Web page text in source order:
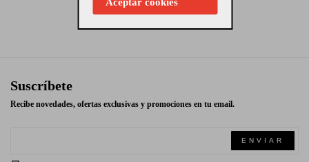
Suscríbete
Recibe novedades, ofertas exclusivas y promociones en tu email.
ENVIAR